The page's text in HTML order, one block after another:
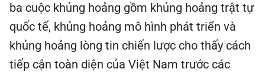
ba cuộc khủng hoảng gồm khủng hoảng trật tự
quốc tế, khủng hoảng mô hình phát triển và
khủng hoảng lòng tin chiến lược cho thấy cách
tiếp cận toàn diện của Việt Nam trước các